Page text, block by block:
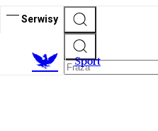
Serwisy
Sport